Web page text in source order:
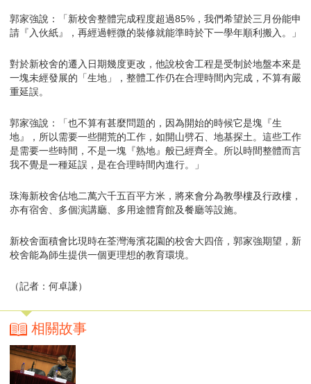
郭家強說：「新校舍整體完成程度超過85%，我們希望於三月份能申
請『入伙紙』，再經過輕微的裝修就能準時於下一學年順利搬入。」
對於新校舍的遷入日期幾度更改，他說校舍工程是受制於地盤本來是
一塊未經發展的「生地」，整體工作仍在合理時間內完成，不算有嚴
重延誤。
郭家強說：「也不算有甚麼問題的，因為開始的時候它是塊『生
地』，所以需要一些開荒的工作，如開山劈石、地基探土。這些工作
是需要一些時間，不是一塊『熟地』般已經齊全。所以時間整體而言
我不覺是一種延誤，是在合理時間內進行。」
珠海新校舍佔地二萬六千五百平方米，將來會分為教學樓及行政樓，
亦有宿舍、多個演講廳、多用途體育館及餐廳等設施。
新校舍面積會比現時在荃灣海濱花園的校舍大四倍，郭家強期望，新
校舍能為師生提供一個更理想的教育環境。
（記者：何卓謙）
相關故事